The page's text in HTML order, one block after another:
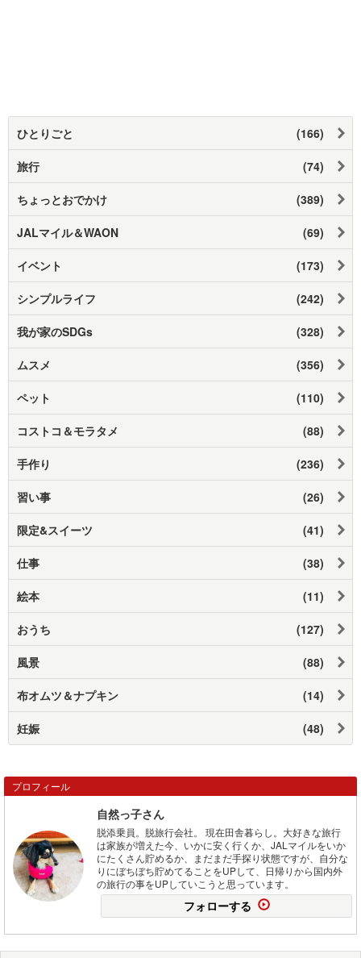
ひとりごと (166)
旅行 (74)
ちょっとおでかけ (389)
JALマイル＆WAON (69)
イベント (173)
シンプルライフ (242)
我が家のSDGs (328)
ムスメ (356)
ペット (110)
コストコ＆モラタメ (88)
手作り (236)
習い事 (26)
限定&スイーツ (41)
仕事 (38)
絵本 (11)
おうち (127)
風景 (88)
布オムツ＆ナプキン (14)
妊娠 (48)
プロフィール
自然っ子さん
脱添乗員。脱旅行会社。 現在田舎暮らし。大好きな旅行
は家族が増えた今、いかに安く行くか、JALマイルをいか
にたくさん貯めるか、まだまだ手探り状態ですが、自分な
りにぼちぼち貯めてることをUPして、日帰りから国内外
の旅行の事をUPしていこうと思っています。
フォローする